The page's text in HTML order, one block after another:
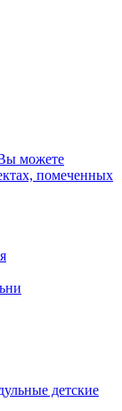
можете
помеченных
детские